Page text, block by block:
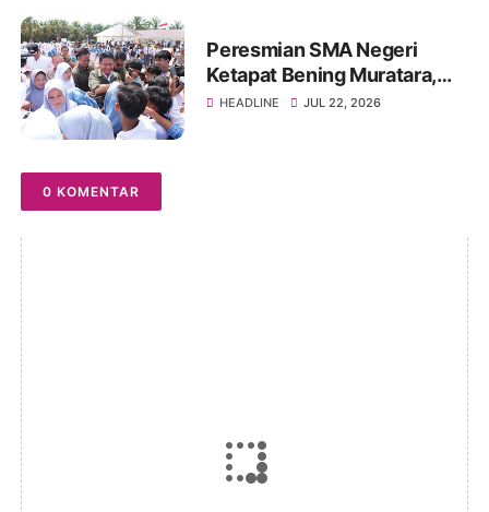
Peresmian SMA Negeri
Ketapat Bening Muratara,
Harapan Baru Pendidikan di
HEADLINE JUL 22, 2026
0 KOMENTAR